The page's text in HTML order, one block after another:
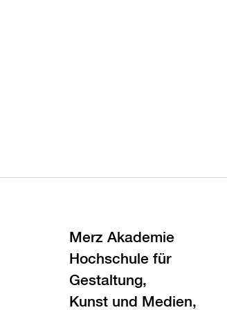
Merz Akademie
Hochschule für
Gestaltung,
Kunst und Medien,